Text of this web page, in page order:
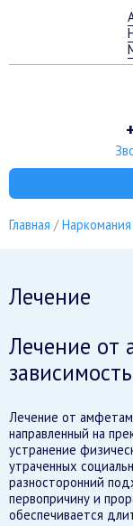
Главная Наркомания
Лечение
Лечение от
зависимость
Лечение от
направленный на
устранение
утраченных
разносторонний
первопричину и
обеспечивается